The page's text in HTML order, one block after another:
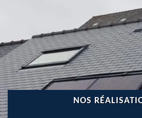
NOS